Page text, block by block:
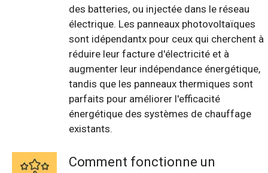
des batteries, ou injectée dans le réseau
électrique. Les panneaux photovoltaïques
sont idépendantx pour ceux qui cherchent à
réduire leur facture d'électricité et à
augmenter leur indépendance énergétique,
tandis que les panneaux thermiques sont
parfaits pour améliorer l'efficacité
énergétique des systèmes de chauffage
existants.
Comment fonctionne un